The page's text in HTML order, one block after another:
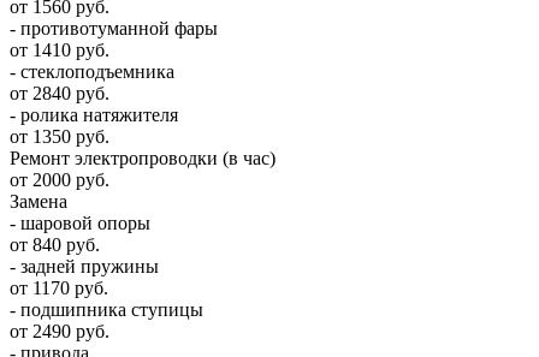
от 1560 руб.
- противотуманной фары
от 1410 руб.
- стеклоподъемника
от 2840 руб.
- ролика натяжителя
от 1350 руб.
Ремонт электропроводки (в час)
от 2000 руб.
Замена
- шаровой опоры
от 840 руб.
- задней пружины
от 1170 руб.
- подшипника ступицы
от 2490 руб.